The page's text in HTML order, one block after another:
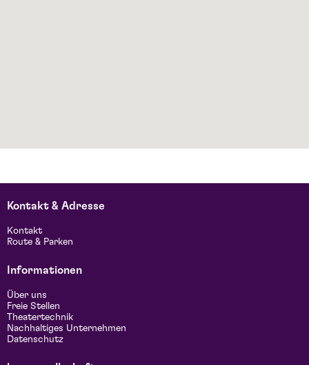
Kontakt & Adresse
Kontakt
Route & Parken
Informationen
Über uns
Freie Stellen
Theatertechnik
Nachhaltiges Unternehmen
Datenschutz